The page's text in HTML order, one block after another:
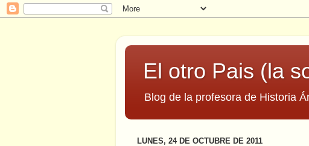
El otro Pais (la
Blog de la profesora de Historia
LUNES, 24 DE OCTUBRE DE 2011